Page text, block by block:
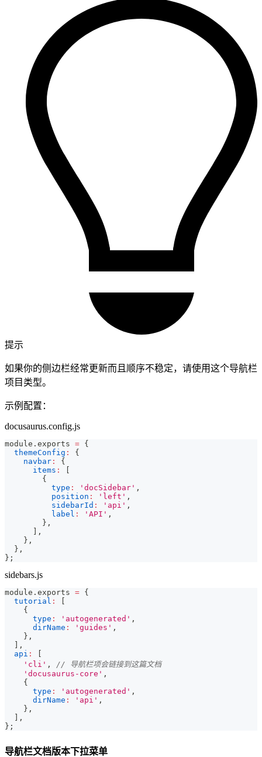
提示
如果你的侧边栏经常更新而且顺序不稳定，请使用这个导航栏
项目类型。
示例配置：
docusaurus.config.js
module . exports = {
themeConfig :
{
navbar :
{
items :
{
type : 'docSidebar' ,
position : 'left' ,
sidebarId : 'api' ,
label : 'API' ,
} ,
,
} ,
} ,
} ;
sidebars.js
module . exports = {
tutorial :
{
type : 'autogenerated' ,
dirName : 'guides' ,
} ,
,
api :
'cli' ,
// 导航栏项会链接到这篇文档
'docusaurus-core' ,
{
type : 'autogenerated' ,
dirName : 'api' ,
} ,
,
} ;
导航栏文档版本下拉菜单